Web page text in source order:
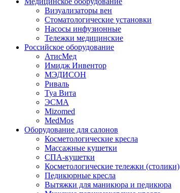
Визуализаторы вен
Стоматологические установки
Насосы инфузионные
Тележки медицинские
Российское оборудование
АтисМед
Имидж Инвентор
МЭДИСОН
Риваль
Туа Вита
ЭСМА
Mizomed
MedMos
Оборудование для салонов
Косметологические кресла
Массажные кушетки
СПА-кушетки
Косметологические тележки (столики)
Педикюрные кресла
Вытяжки для маникюра и педикюра